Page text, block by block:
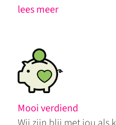
lees meer
Mooi verdiend